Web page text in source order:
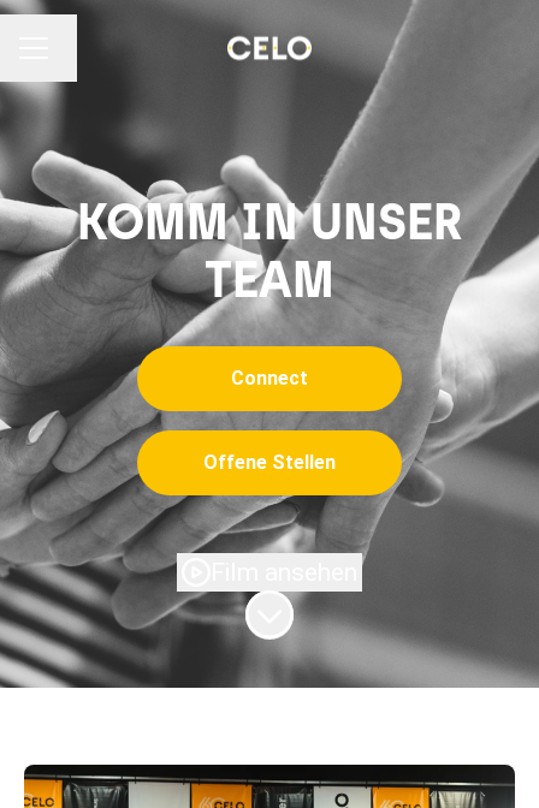
KOMM IN UNSER
TEAM
Connect
Offene Stellen
Zum Inhalt scrollen